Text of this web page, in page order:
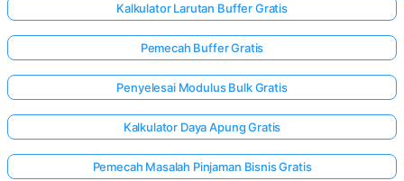
Kalkulator Larutan Buffer Gratis
Pemecah Buffer Gratis
Penyelesai Modulus Bulk Gratis
Kalkulator Daya Apung Gratis
Pemecah Masalah Pinjaman Bisnis Gratis